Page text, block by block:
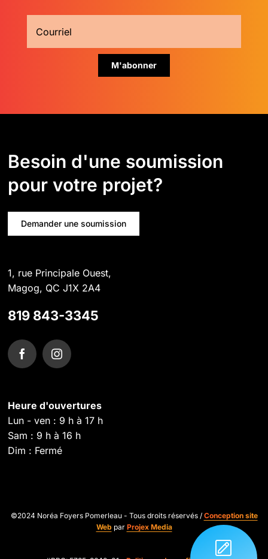
Besoin d'une soumission
pour votre projet?
Demander une soumission
1, rue Principale Ouest,
Magog, QC J1X 2A4
819 843-3345
Heure d'ouvertures
Lun - ven : 9 h à 17 h
Sam : 9 h à 16 h
Dim : Fermé
©2024 Noréa Foyers Pomerleau - Tous droits réservés / Conception site
Web par Projex Media